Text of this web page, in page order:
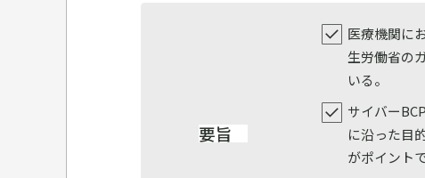
要旨
医療機関に
生労働省の
いる。
サイバー
に沿った目
がポイント